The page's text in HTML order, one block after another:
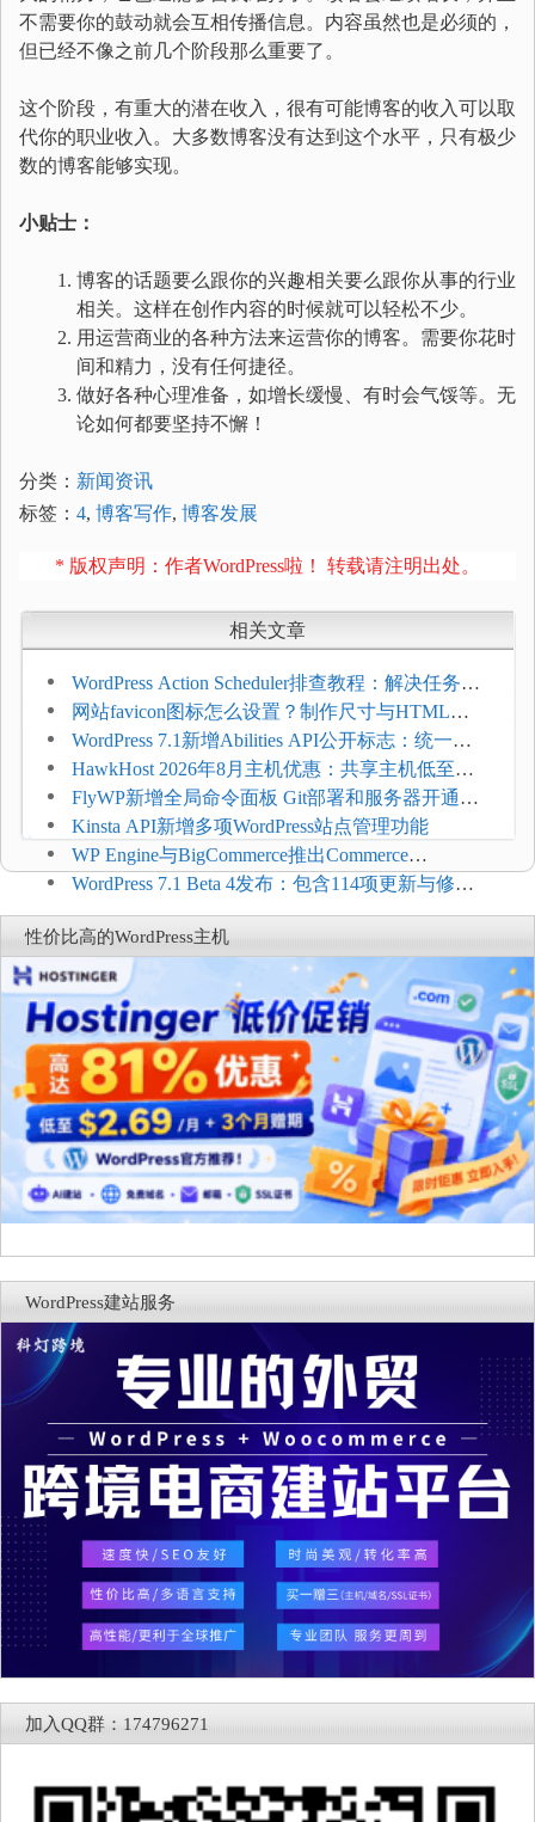
不需要你的鼓动就会互相传播信息。内容虽然也是必须的，
但已经不像之前几个阶段那么重要了。
这个阶段，有重大的潜在收入，很有可能博客的收入可以取
代你的职业收入。大多数博客没有达到这个水平，只有极少
数的博客能够实现。
小贴士：
博客的话题要么跟你的兴趣相关要么跟你从事的行业
相关。这样在创作内容的时候就可以轻松不少。
用运营商业的各种方法来运营你的博客。需要你花时
间和精力，没有任何捷径。
做好各种心理准备，如增长缓慢、有时会气馁等。无
论如何都要坚持不懈！
分类： 新闻资讯
标签： 4, 博客写作, 博客发展
* 版权声明：作者WordPress啦！ 转载请注明出处。
相关文章
WordPress Action Scheduler排查教程：解决任务积
压和订单延迟
网站favicon图标怎么设置？制作尺寸与HTML添
加方法
WordPress 7.1新增Abilities API公开标志：统一支
持REST API、MCP与AI代理
HawkHost 2026年8月主机优惠：共享主机低至
$2.61/月，高性能主机同步折扣
FlyWP新增全局命令面板 Git部署和服务器开通更
方便
Kinsta API新增多项WordPress站点管理功能
WP Engine与BigCommerce推出Commerce
Connect：WordPress商店可保留前台体验并扩展电
商能力
WordPress 7.1 Beta 4发布：包含114项更新与修
复，仅建议在测试环境体验
性价比高的WordPress主机
WordPress建站服务
加入QQ群：174796271